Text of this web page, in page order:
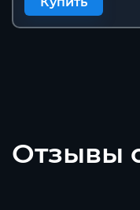
Отзывы